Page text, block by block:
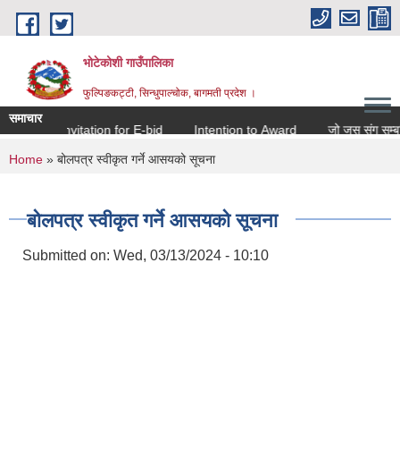
Skip to main content
भोटेकोशी गाउँपालिका
फुल्पिङकट्टी, सिन्धुपाल्चोक, बागमती प्रदेश ।
समाचार
Invitation for E-bid
Intention to Award जो जस संग
You are here
Home » बोलपत्र स्वीकृत गर्ने आसयको सूचना
बोलपत्र स्वीकृत गर्ने आसयको सूचना
Submitted on: Wed, 03/13/2024 - 10:10